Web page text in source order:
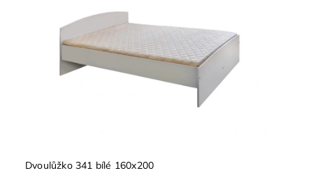
Dvoulůžko 341 bílé 160x200